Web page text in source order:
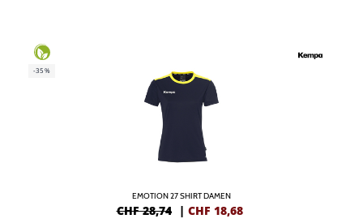
-35%
EMOTION 27 SHIRT DAMEN
CHF 28,74 | CHF 18,68